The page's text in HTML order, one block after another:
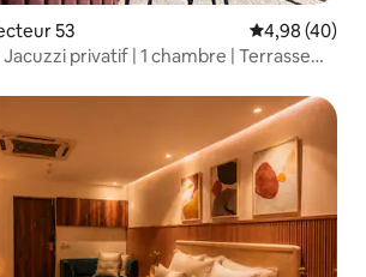
53 Évaluation
4,98 (40)
privatif | 1 chambre | Terrasse